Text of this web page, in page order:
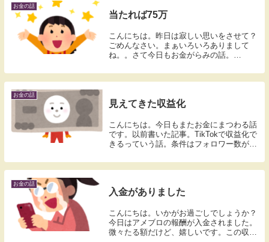
お金の話
当たれば75万
こんにちは。昨日は寂しい思いをさせて？
ごめんなさい。まぁいろいろありまして
ね。。さて今日もお金がらみの話。
た。エントリー期限は今日の5日まで。何
が当たるかというと。。。Amazonギフト
お金の話
見えてきた収益化
こんにちは。今日もまたお金にまつわる話
です。以前書いた記事。TikTokで収益化で
きるっていう話。条件はフォロワー数が
達成まで約700人。多分遅いペースなんで
しょう。でも達成できそうな予感しかな...
お金の話
入金がありました
こんにちは。いかがお過ごしでしょうか？
今日はアメブロの報酬が入金されました。
微々たる額だけど、嬉しいです。この収入